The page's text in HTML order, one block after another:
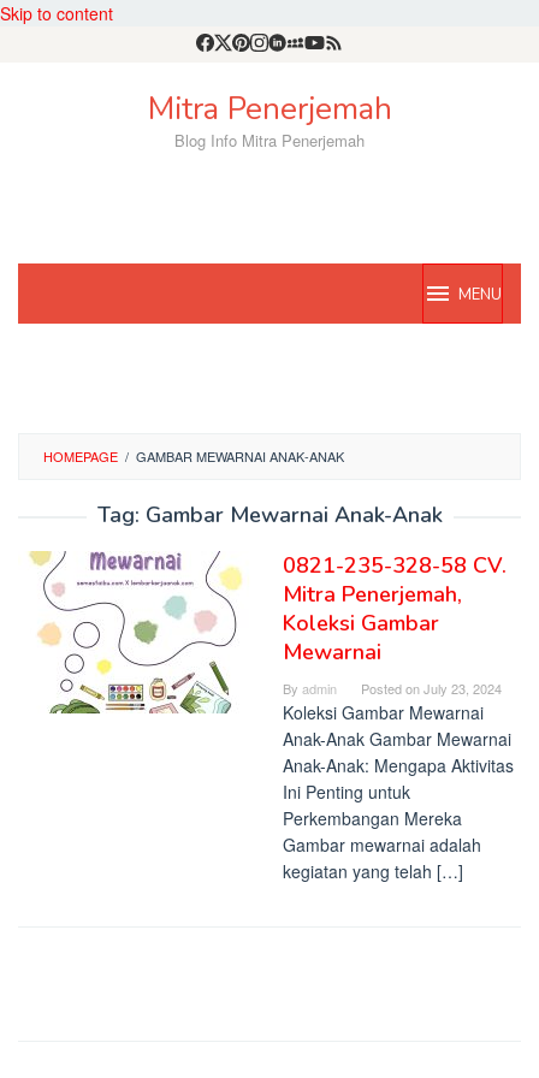
Skip to content
Mitra Penerjemah
Blog Info Mitra Penerjemah
MENU
HOMEPAGE / GAMBAR MEWARNAI ANAK-ANAK
Tag: Gambar Mewarnai Anak-Anak
0821-235-328-58 CV.
Mitra Penerjemah,
Koleksi Gambar
Mewarnai
By admin Posted onJuly 23, 2024
Koleksi Gambar Mewarnai
Anak-Anak Gambar Mewarnai
Anak-Anak: Mengapa Aktivitas
Ini Penting untuk
Perkembangan Mereka
Gambar mewarnai adalah
kegiatan yang telah […]